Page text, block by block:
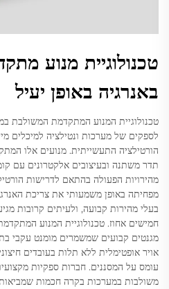
טכנולוגיית מנוע
באנרגיה באופן יעיל
טכנולוגיית המנוע המתקדמת המשולבת
לספקים של מערכות ונטילציה למיכלים
הורטילציה התעשייתית. מנועים אלו
תדר משתנה ובעיצובים אלקטרונים עם
מהירויות הפעולה בהתאם לדרישות
מפחיתה באופן משמעותי את צריכת
בעלי מהירות קבועה, ולעיתים קרובות
חמישים אחוז. טכנולוגיית המנוע
מגנטים קבועים שמשמרים מומנט עקבי
אויר אופטימלית ללא תלות בעובדים
עומס על המסננים. חברות ספקיות
משולבות במערכות בקרה חכמות